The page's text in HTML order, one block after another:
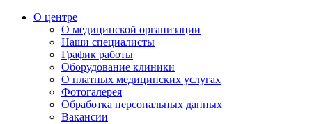
О центре
О медицинской организации
Наши специалисты
График работы
Оборудование клиники
О платных медицинских услугах
Фотогалерея
Обработка персональных данных
Вакансии